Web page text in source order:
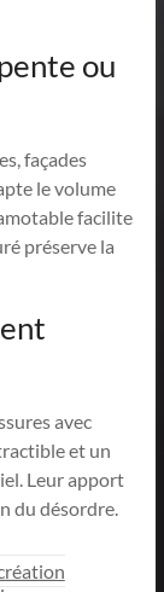
ou
façades
le volume
facilite
préserve la
avec
et un
Leur apport
du désordre.